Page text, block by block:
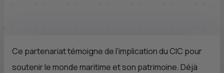
Ce partenariat témoigne de l’implication du CIC pour
soutenir le monde maritime et son patrimoine. Déjà